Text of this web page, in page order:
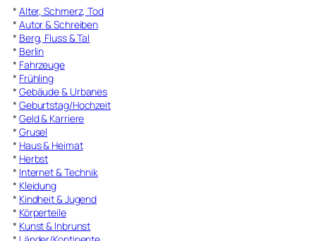
* Alter, Schmerz, Tod
* Autor & Schreiben
* Berg, Fluss & Tal
* Berlin
* Fahrzeuge
* Frühling
* Gebäude & Urbanes
* Geburtstag/Hochzeit
* Geld & Karriere
* Grusel
* Haus & Heimat
* Herbst
* Internet & Technik
* Kleidung
* Kindheit & Jugend
* Körperteile
* Kunst & Inbrunst